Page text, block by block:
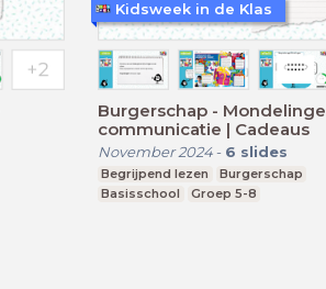
Burgerschap - Mondelinge
communicatie | Cadeaus
November 2024- 6 slides
Begrijpend lezen
Burgerschap
Basisschool
Groep 5-8
Kidsweek in de Klas